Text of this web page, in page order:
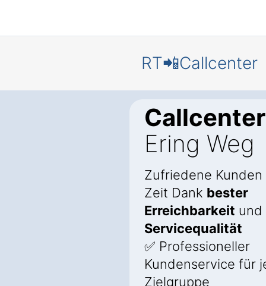
RT📲Callcenter
Callcenter
Ering Weg
Zufriedene
Zeit Dank bester
Erreichbarkeit und
Servicequalität
✅ Professioneller
Kundenservice für
Zielgruppe